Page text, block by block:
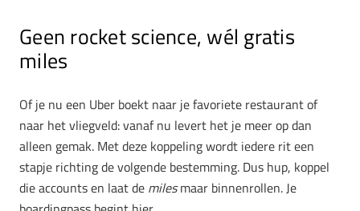
Geen rocket science, wél gratis
miles
Of je nu een Uber boekt naar je favoriete restaurant of
naar het vliegveld: vanaf nu levert het je meer op dan
alleen gemak. Met deze koppeling wordt iedere rit een
stapje richting de volgende bestemming. Dus hup, koppel
die accounts en laat de milesmaar binnenrollen. Je